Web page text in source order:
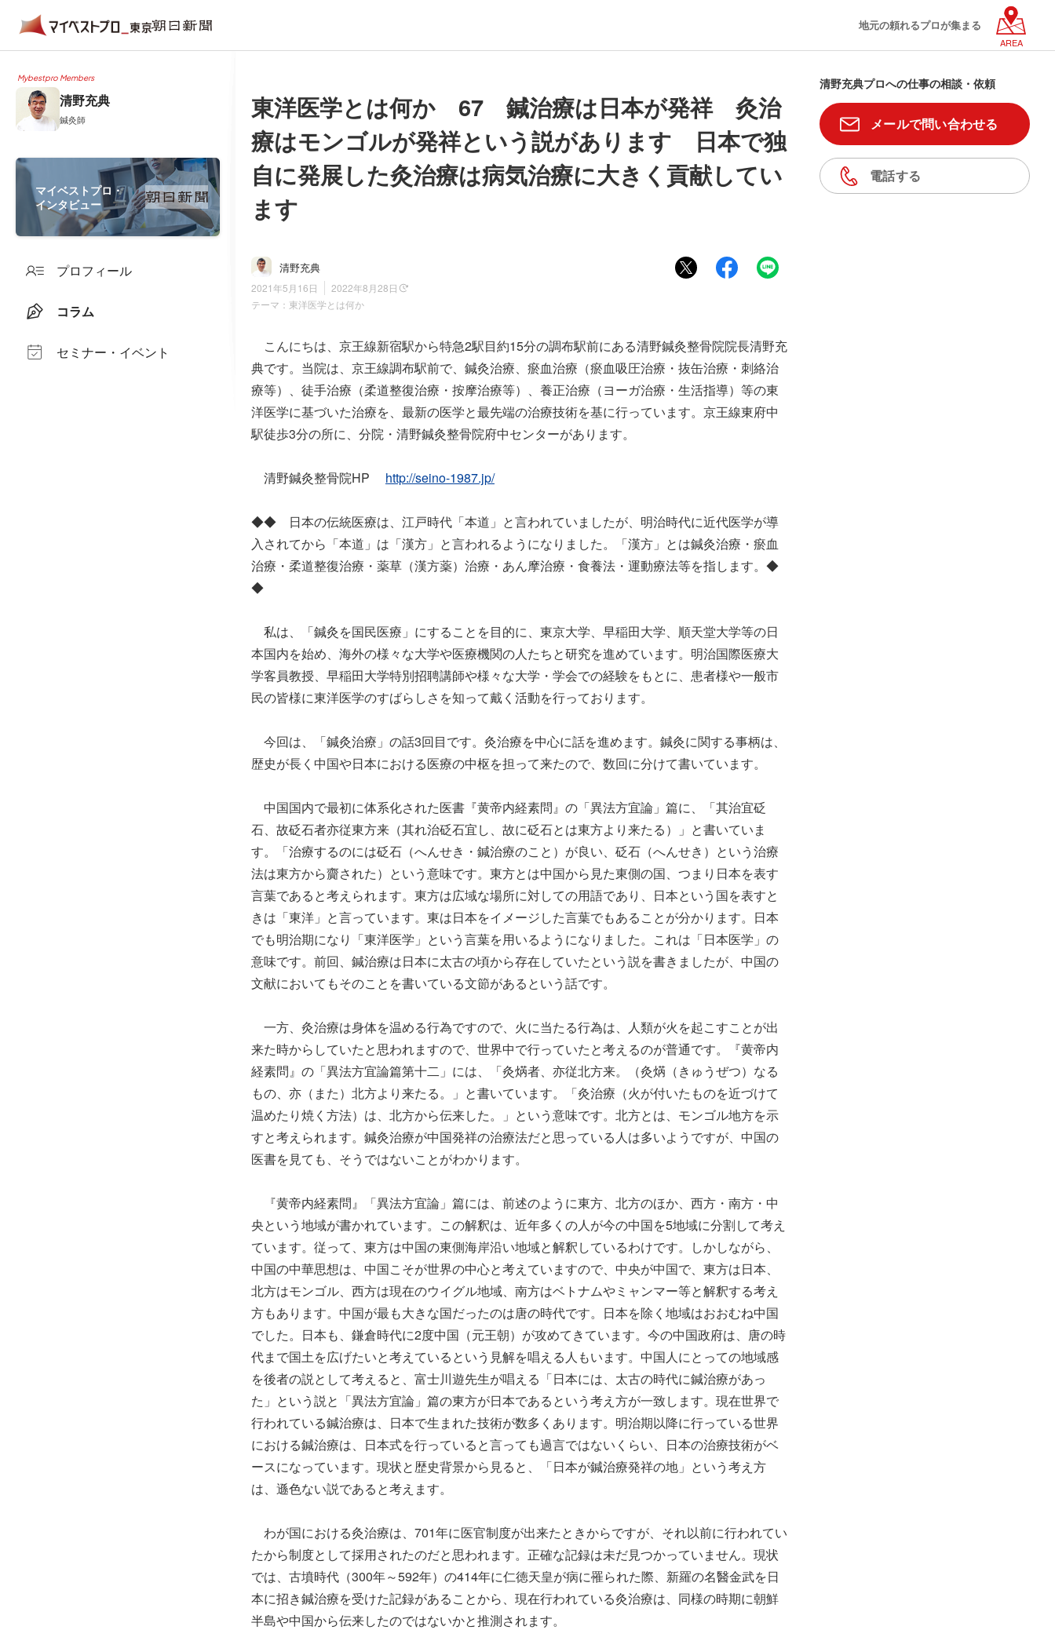
地元の頼れるプロが集まる
AREA
Mybestpro Members
清野充典
鍼灸師
マイベストプロ・
インタビュー
プロフィール
コラム
セミナー・イベント
東洋医学とは何か 67 鍼治療は日本が発祥 灸治
療はモンゴルが発祥という説があります 日本で独
自に発展した灸治療は病気治療に大きく貢献してい
ます
清野充典
2021年5月16日
2022年8月28日
テーマ： 東洋医学とは何か
こんにちは、京王線新宿駅から特急2駅目約15分の調布駅前にある清野鍼灸整骨院院長清野充
典です。当院は、京王線調布駅前で、鍼灸治療、瘀血治療（瘀血吸圧治療・抜缶治療・刺絡治
療等）、徒手治療（柔道整復治療・按摩治療等）、養正治療（ヨーガ治療・生活指導）等の東
洋医学に基づいた治療を、最新の医学と最先端の治療技術を基に行っています。京王線東府中
駅徒歩3分の所に、分院・清野鍼灸整骨院府中センターがあります。
清野鍼灸整骨院HP http://seino-1987.jp/
◆◆ 日本の伝統医療は、江戸時代「本道」と言われていましたが、明治時代に近代医学が導
入されてから「本道」は「漢方」と言われるようになりました。「漢方」とは鍼灸治療・瘀血
治療・柔道整復治療・薬草（漢方薬）治療・あん摩治療・食養法・運動療法等を指します。◆
◆
私は、「鍼灸を国民医療」にすることを目的に、東京大学、早稲田大学、順天堂大学等の日
本国内を始め、海外の様々な大学や医療機関の人たちと研究を進めています。明治国際医療大
学客員教授、早稲田大学特別招聘講師や様々な大学・学会での経験をもとに、患者様や一般市
民の皆様に東洋医学のすばらしさを知って戴く活動を行っております。
今回は、「鍼灸治療」の話3回目です。灸治療を中心に話を進めます。鍼灸に関する事柄は、
歴史が長く中国や日本における医療の中枢を担って来たので、数回に分けて書いています。
中国国内で最初に体系化された医書『黄帝内経素問』の「異法方宜論」篇に、「其治宜砭
石、故砭石者亦従東方来（其れ治砭石宜し、故に砭石とは東方より来たる）」と書いていま
す。「治療するのには砭石（へんせき・鍼治療のこと）が良い、砭石（へんせき）という治療
法は東方から齎された）という意味です。東方とは中国から見た東側の国、つまり日本を表す
言葉であると考えられます。東方は広域な場所に対しての用語であり、日本という国を表すと
きは「東洋」と言っています。東は日本をイメージした言葉でもあることが分かります。日本
でも明治期になり「東洋医学」という言葉を用いるようになりました。これは「日本医学」の
意味です。前回、鍼治療は日本に太古の頃から存在していたという説を書きましたが、中国の
文献においてもそのことを書いている文節があるという話です。
一方、灸治療は身体を温める行為ですので、火に当たる行為は、人類が火を起こすことが出
来た時からしていたと思われますので、世界中で行っていたと考えるのが普通です。『黄帝内
経素問』の「異法方宜論篇第十二」には、「灸焫者、亦従北方来。（灸焫（きゅうぜつ）なる
もの、亦（また）北方より来たる。」と書いています。「灸治療（火が付いたものを近づけて
温めたり焼く方法）は、北方から伝来した。」という意味です。北方とは、モンゴル地方を示
すと考えられます。鍼灸治療が中国発祥の治療法だと思っている人は多いようですが、中国の
医書を見ても、そうではないことがわかります。
『黄帝内経素問』「異法方宜論」篇には、前述のように東方、北方のほか、西方・南方・中
央という地域が書かれています。この解釈は、近年多くの人が今の中国を5地域に分割して考え
ています。従って、東方は中国の東側海岸沿い地域と解釈しているわけです。しかしながら、
中国の中華思想は、中国こそが世界の中心と考えていますので、中央が中国で、東方は日本、
北方はモンゴル、西方は現在のウイグル地域、南方はベトナムやミャンマー等と解釈する考え
方もあります。中国が最も大きな国だったのは唐の時代です。日本を除く地域はおおむね中国
でした。日本も、鎌倉時代に2度中国（元王朝）が攻めてきています。今の中国政府は、唐の時
代まで国土を広げたいと考えているという見解を唱える人もいます。中国人にとっての地域感
を後者の説として考えると、富士川遊先生が唱える「日本には、太古の時代に鍼治療があっ
た」という説と「異法方宜論」篇の東方が日本であるという考え方が一致します。現在世界で
行われている鍼治療は、日本で生まれた技術が数多くあります。明治期以降に行っている世界
における鍼治療は、日本式を行っていると言っても過言ではないくらい、日本の治療技術がベ
ースになっています。現状と歴史背景から見ると、「日本が鍼治療発祥の地」という考え方
は、遜色ない説であると考えます。
わが国における灸治療は、701年に医官制度が出来たときからですが、それ以前に行われてい
たから制度として採用されたのだと思われます。正確な記録は未だ見つかっていません。現状
では、古墳時代（300年～592年）の414年に仁徳天皇が病に罹られた際、新羅の名醫金武を日
本に招き鍼治療を受けた記録があることから、現在行われている灸治療は、同様の時期に朝鮮
半島や中国から伝来したのではないかと推測されます。
清野充典プロへの仕事の相談・依頼
メールで問い合わせる
電話する